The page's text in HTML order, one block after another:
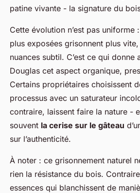
patine vivante - la signature du
Cette évolution n’est pas uniforme
plus exposées grisonnent plus
nuances subtil. C’est ce qui donne
Douglas cet aspect organique,
Certains propriétaires choisissent
processus avec un saturateur
contraire, laissent faire la nature -
souvent la cerise sur le gâteau
sur l’authenticité.
À noter : ce grisonnement naturel
rien la résistance du bois.
essences qui blanchissent de